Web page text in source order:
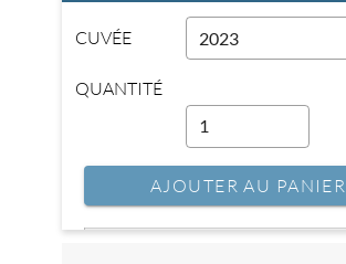
CUVÉE 2023
QUANTITÉ
AJOUTER AU PANIER